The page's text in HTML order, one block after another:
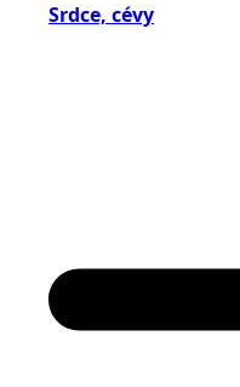
Srdce, cévy